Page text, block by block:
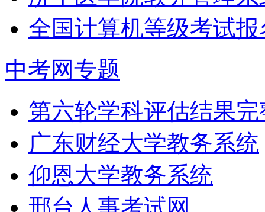
全国计算机等级考试报
中考网专题
第六轮学科评估结果
广东财经大学教务系统
仰恩大学教务系统
邢台人事考试网